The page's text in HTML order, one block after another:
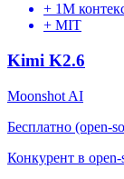
+ 1M
+ MIT
Kimi K2.6
Moonshot AI
Бесплатно (open-
Конкурент в